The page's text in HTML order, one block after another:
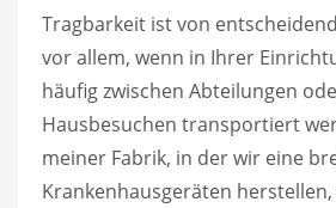
Tragbarkeit ist von
vor allem, wenn in Ihrer
häufig zwischen Abteilungen
Hausbesuchen transportiert
meiner Fabrik, in der wir eine
Krankenhausgeräten